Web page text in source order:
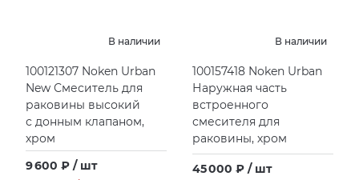
В наличии
100121307 Noken Urban
New Смеситель для
раковины высокий
с донным клапаном,
хром
9 600 ₽ / шт
В наличии
100157418 Noken Urban
Наружная часть
встроенного
смесителя для
раковины, хром
45 000 ₽ / шт